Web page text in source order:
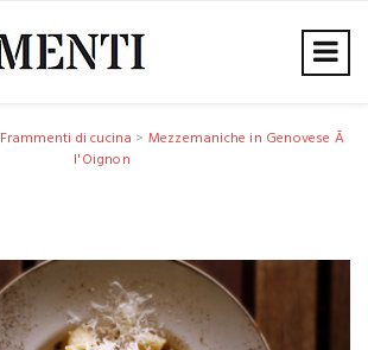
Frammenti di cucina > Mezzemaniche in Genovese Ã
l'Oignon